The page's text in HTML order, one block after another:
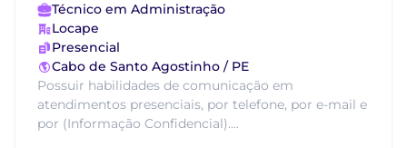
Técnico em Administração
Locape
Presencial
Cabo de Santo Agostinho / PE
Possuir habilidades de comunicação em
atendimentos presenciais, por telefone, por e-mail e
por (Informação Confidencial)....